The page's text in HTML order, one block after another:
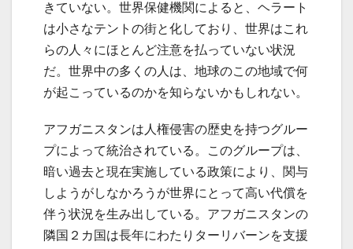
きていない。世界保健機関によると、ヘラート
は小さなテントの街と化しており、世界はこれ
らの人々にほとんど注意を払っていない状況
だ。世界中の多くの人は、地球のこの地域で何
が起こっているのかを知らないかもしれない。
アフガニスタンは人権侵害の歴史を持つグルー
プによって統治されている。このグループは、
暗い過去と現在実施している政策により、関与
しようがしなかろうが世界にとって高い代償を
伴う状況を生み出している。アフガニスタンの
隣国２カ国は長年にわたりターリバーンを支援